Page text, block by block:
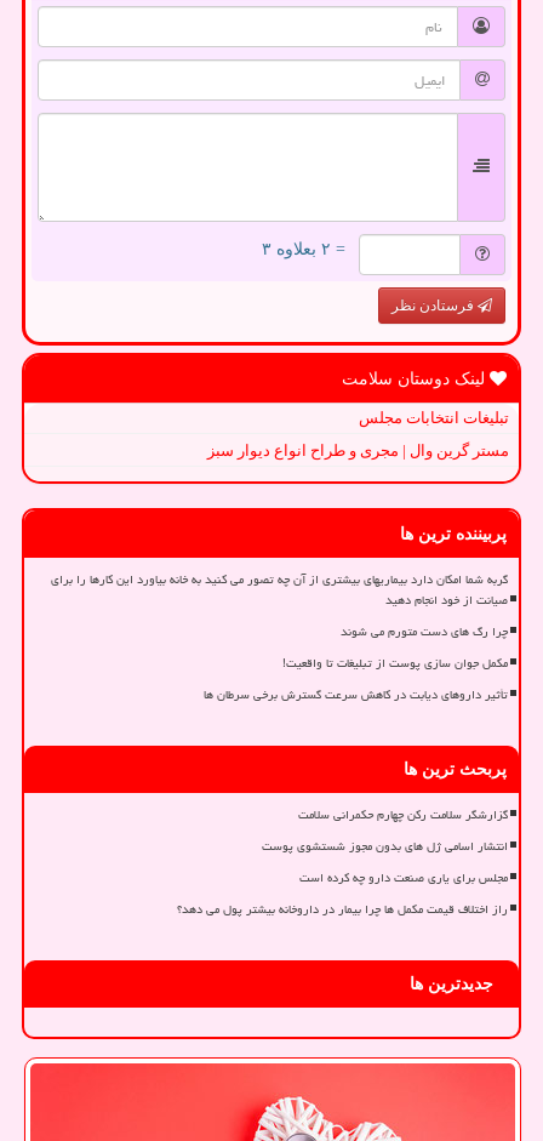
= ۲ بعلاوه ۳
فرستادن نظر
لینک دوستان سلامت
تبلیغات انتخابات مجلس
مستر گرین وال | مجری و طراح انواع دیوار سبز
پربیننده ترین ها
گربه شما امکان دارد بیماریهای بیشتری از آن چه تصور می کنید به خانه بیاورد این کارها را برای
صیانت از خود انجام دهید
چرا رگ های دست متورم می شوند
مکمل جوان سازی پوست از تبلیغات تا واقعیت!
تأثیر داروهای دیابت در کاهش سرعت گسترش برخی سرطان ها
پربحث ترین ها
گزارشگر سلامت رکن چهارم حکمرانی سلامت
انتشار اسامی ژل های بدون مجوز شستشوی پوست
مجلس برای یاری صنعت دارو چه کرده است
راز اختلاف قیمت مکمل ها چرا بیمار در داروخانه بیشتر پول می دهد؟
جدیدترین ها